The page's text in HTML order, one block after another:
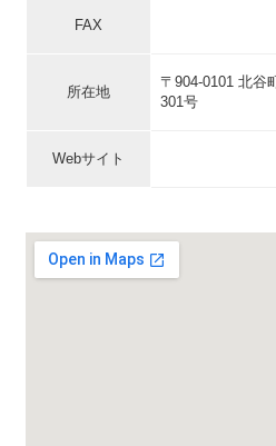
FAX
所在地
〒904-0101 北谷
301号
Webサイト